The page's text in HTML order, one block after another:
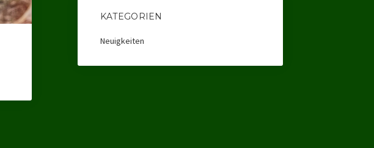
KATEGORIEN
Neuigkeiten